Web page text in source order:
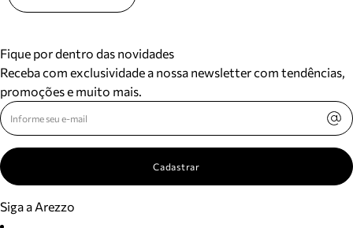
Fique por dentro das novidades
Receba com exclusividade a nossa newsletter com tendências,
promoções e muito mais.
Cadastrar
Siga a Arezzo